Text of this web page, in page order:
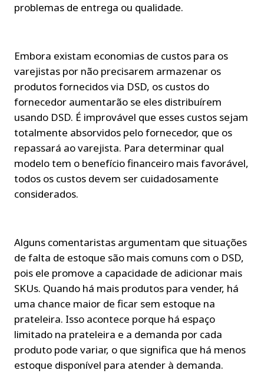
problemas de entrega ou qualidade.
Embora existam economias de custos para os
varejistas por não precisarem armazenar os
produtos fornecidos via DSD, os custos do
fornecedor aumentarão se eles distribuírem
usando DSD. É improvável que esses custos sejam
totalmente absorvidos pelo fornecedor, que os
repassará ao varejista. Para determinar qual
modelo tem o benefício financeiro mais favorável,
todos os custos devem ser cuidadosamente
considerados.
Alguns comentaristas argumentam que situações
de falta de estoque são mais comuns com o DSD,
pois ele promove a capacidade de adicionar mais
SKUs. Quando há mais produtos para vender, há
uma chance maior de ficar sem estoque na
prateleira. Isso acontece porque há espaço
limitado na prateleira e a demanda por cada
produto pode variar, o que significa que há menos
estoque disponível para atender à demanda.